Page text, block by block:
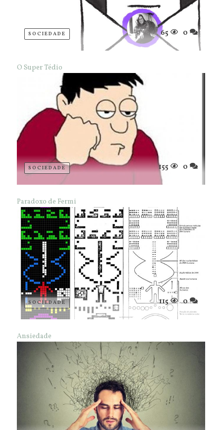
SOCIEDADE 65 0
O Super Tédio
SOCIEDADE 155 0
Paradoxo de Fermi
SOCIEDADE 115 0
Ansiedade